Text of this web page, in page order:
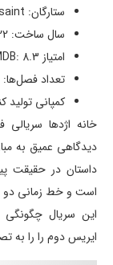
ستارگان: Matt Smith, Graham McTavish, Steve Toussaint
سال ساخت: 2022
امتیاز IMDB: 8.3
تعداد فصل‌ها: 2
کمپانی تولید
خانه اژدها
دیدگاهی عمیق به
است و خط زمانی دو
این سریال چگونگی
ایریس دوم را را به